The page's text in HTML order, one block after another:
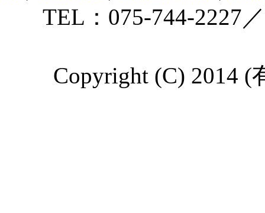
TEL：075-744-2227
Copyright (C) 2014 (